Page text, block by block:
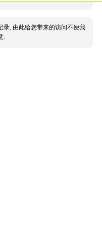
录, 由此给您带来的访问不便我
.